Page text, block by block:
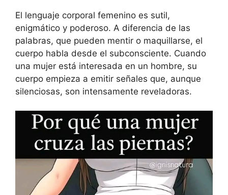
El lenguaje corporal femenino es sutil,
enigmático y poderoso. A diferencia de las
palabras, que pueden mentir o maquillarse, el
cuerpo habla desde el subconsciente. Cuando
una mujer está interesada en un hombre, su
cuerpo empieza a emitir señales que, aunque
silenciosas, son intensamente reveladoras.